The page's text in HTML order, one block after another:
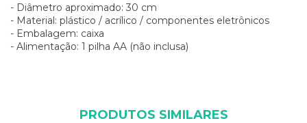
- Diâmetro aproximado: 30 cm
- Material: plástico / acrílico / componentes eletrônicos
- Embalagem: caixa
- Alimentação: 1 pilha AA (não inclusa)
PRODUTOS SIMILARES